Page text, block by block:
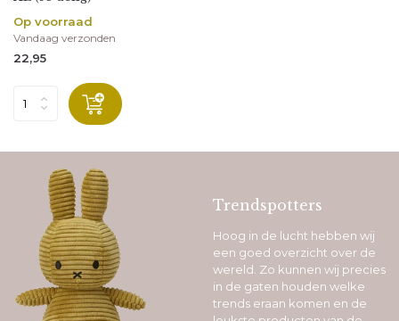
Op voorraad
Vandaag verzonden
22,95
Trendspotters
Hoog in de lucht hebben wij
een goed overzicht over de
wereld. Zo kunnen wij precies
in de gaten houden welke
trends eraan komen en de